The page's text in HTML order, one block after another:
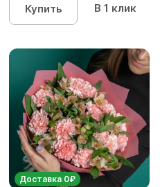
Купить В 1 клик
Доставка 0₽